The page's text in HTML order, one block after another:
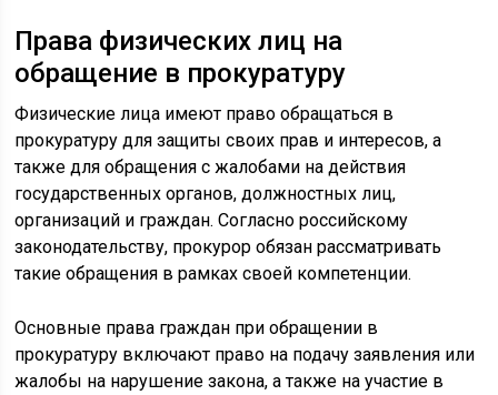
Права физических лиц на
обращение в прокуратуру
Физические лица имеют право обращаться в
прокуратуру для защиты своих прав и интересов, а
также для обращения с жалобами на действия
государственных органов, должностных лиц,
организаций и граждан. Согласно российскому
законодательству, прокурор обязан рассматривать
такие обращения в рамках своей компетенции.
Основные права граждан при обращении в
прокуратуру включают право на подачу заявления или
жалобы на нарушение закона, а также на участие в